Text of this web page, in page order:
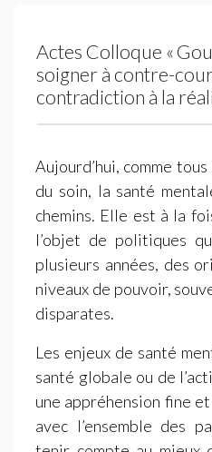
Actes Colloque «
soigner à contre-
contradiction à la
Aujourd’hui, comme
du soin, la santé
chemins. Elle est à la
l’objet de politiques
plusieurs années, des
niveaux de pouvoir,
disparates.
Les enjeux de santé
santé globale ou de
une appréhension fine
avec l’ensemble des